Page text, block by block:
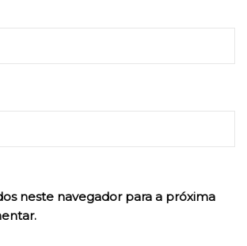
neste navegador para a próxima